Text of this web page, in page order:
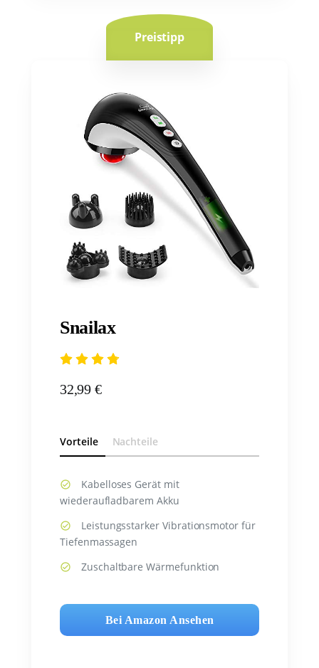
Preistipp
Snailax
32,99 €
Vorteile Nachteile
Kabelloses Gerät mit
wiederaufladbarem Akku
Leistungsstarker Vibrationsmotor für
Tiefenmassagen
Zuschaltbare Wärmefunktion
Bei Amazon Ansehen